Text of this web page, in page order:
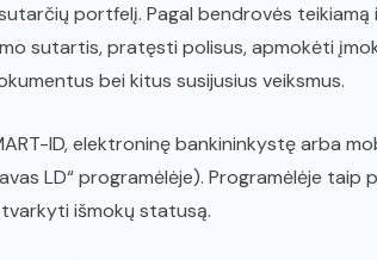
portfelį. Pagal bendrovės
sutartis, pratęsti polisus, apmokėti
bei kitus susijusius veiksmus.
ID, elektroninę bankininkystę arba
LD“ programėlėje). Programėlėje
išmokų statusą.